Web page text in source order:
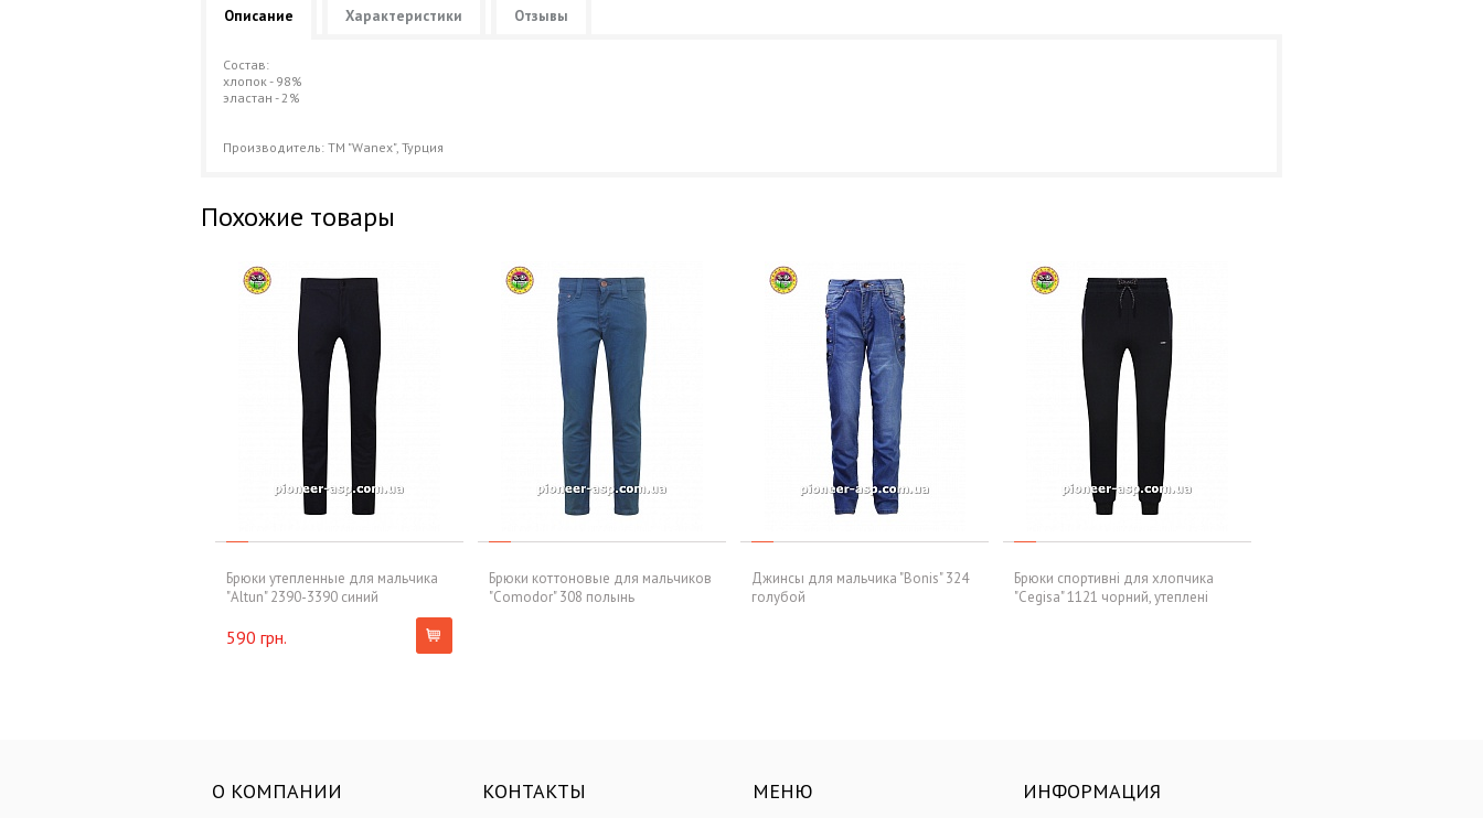
Описание Характеристики Отзывы
Состав:
хлопок - 98%
эластан - 2%
Производитель: ТМ "Wanex", Турция
Похожие товары
Брюки утепленные для мальчика
"Altun" 2390-3390 синий
590 грн.
Брюки коттоновые для мальчиков
"Comodor" 308 полынь
Джинсы для мальчика "Bonis" 324
голубой
Брюки спортивні для хлопчика
"Cegisa" 1121 чорний, утеплені
О КОМПАНИИ КОНТАКТЫ МЕНЮ ИНФОРМАЦИЯ